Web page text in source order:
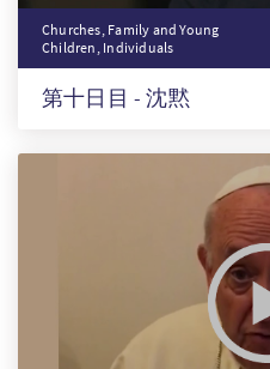
Churches, Family and Young
Children, Individuals
第十日目 - 沈黙